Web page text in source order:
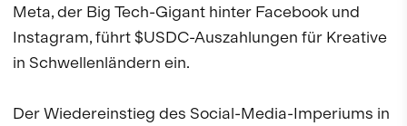
Meta, der Big Tech-Gigant hinter Facebook und
Instagram, führt $USDC-Auszahlungen für Kreative
in Schwellenländern ein.
Der Wiedereinstieg des Social-Media-Imperiums in